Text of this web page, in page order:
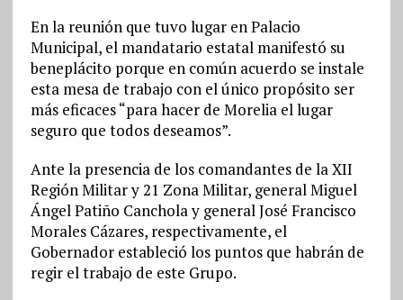
En la reunión que tuvo lugar en Palacio
Municipal, el mandatario estatal manifestó su
beneplácito porque en común acuerdo se instale
esta mesa de trabajo con el único propósito ser
más eficaces “para hacer de Morelia el lugar
seguro que todos deseamos”.
Ante la presencia de los comandantes de la XII
Región Militar y 21 Zona Militar, general Miguel
Ángel Patiño Canchola y general José Francisco
Morales Cázares, respectivamente, el
Gobernador estableció los puntos que habrán de
regir el trabajo de este Grupo.